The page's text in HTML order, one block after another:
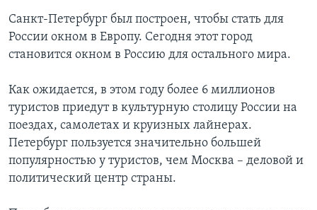
Санкт-Петербург был построен, чтобы стать для
России окном в Европу. Сегодня этот город
становится окном в Россию для остального мира.
Как ожидается, в этом году более 6 миллионов
туристов приедут в культурную столицу России на
поездах, самолетах и круизных лайнерах.
Петербург пользуется значительно большей
популярностью у туристов, чем Москва – деловой и
политический центр страны.